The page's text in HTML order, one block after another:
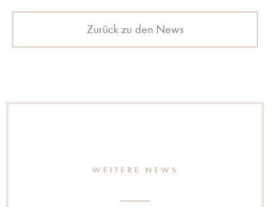
Zurück zu den News
WEITERE NEWS